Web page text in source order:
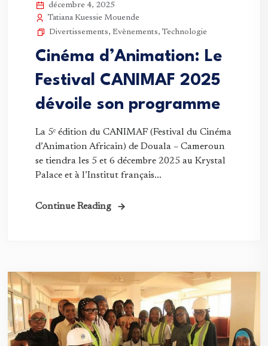
décembre 4, 2025
Tatiana Kuessie Mouende
Divertissements, Evènements, Technologie
Cinéma d’Animation: Le
Festival CANIMAF 2025
dévoile son programme
La 5ᵉ édition du CANIMAF (Festival du Cinéma
d’Animation Africain) de Douala – Cameroun
se tiendra les 5 et 6 décembre 2025 au Krystal
Palace et à l’Institut français...
Continue Reading